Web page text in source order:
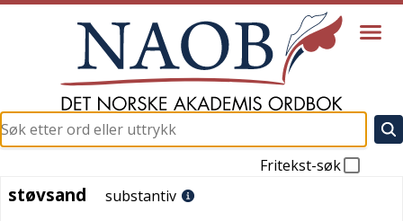
Fritekst-søk
støvsand
støvsand substantiv